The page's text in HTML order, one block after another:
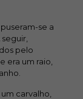
se a
pelo
era um raio,
carvalho,